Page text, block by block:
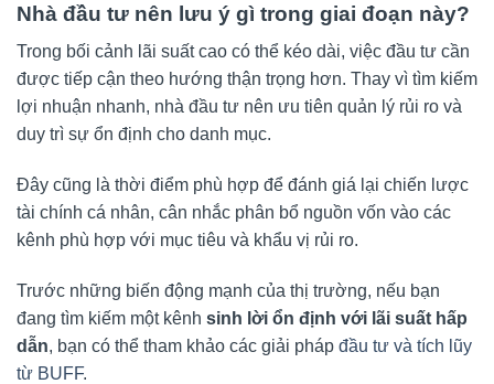
Nhà đầu tư nên lưu ý gì trong giai đoạn này?
Trong bối cảnh lãi suất cao có thể kéo dài, việc đầu tư cần
được tiếp cận theo hướng thận trọng hơn. Thay vì tìm kiếm
lợi nhuận nhanh, nhà đầu tư nên ưu tiên quản lý rủi ro và
duy trì sự ổn định cho danh mục.
Đây cũng là thời điểm phù hợp để đánh giá lại chiến lược
tài chính cá nhân, cân nhắc phân bổ nguồn vốn vào các
kênh phù hợp với mục tiêu và khẩu vị rủi ro.
Trước những biến động mạnh của thị trường, nếu bạn
đang tìm kiếm một kênh sinh lời ổn định với lãi suất hấp
dẫn, bạn có thể tham khảo các giải pháp đầu tư và tích lũy
từ BUFF.